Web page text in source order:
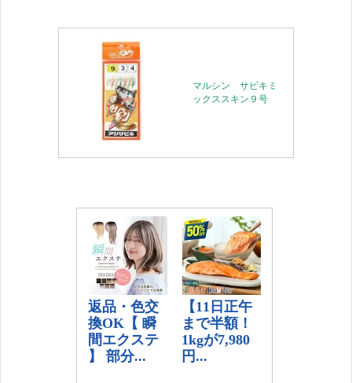
マルシン サビキミ
ックススキン９号